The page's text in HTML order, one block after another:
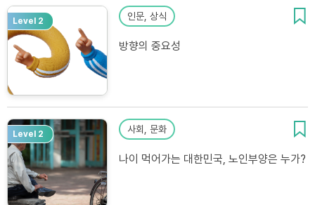
Level 2 인문, 상식
방향의 중요성
Level 2 사회, 문화
나이 먹어가는 대한민국, 노인부양은 누가?